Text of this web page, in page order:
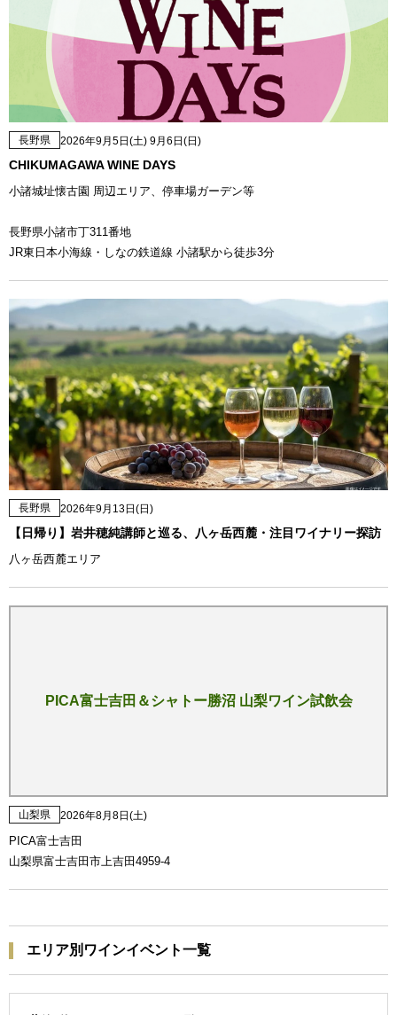
長野県 2026年9月5日(土) 9月6日(日)
CHIKUMAGAWA WINE DAYS
小諸城址懐古園 周辺エリア、停車場ガーデン等
長野県小諸市丁311番地
JR東日本小海線・しなの鉄道線 小諸駅から徒歩3分
長野県 2026年9月13日(日)
【日帰り】岩井穂純講師と巡る、八ヶ岳西麓・注目ワイナリー探訪
八ヶ岳西麓エリア
PICA富士吉田＆シャトー勝沼 山梨ワイン試飲会
山梨県 2026年8月8日(土)
PICA富士吉田
山梨県富士吉田市上吉田4959-4
エリア別ワインイベント一覧